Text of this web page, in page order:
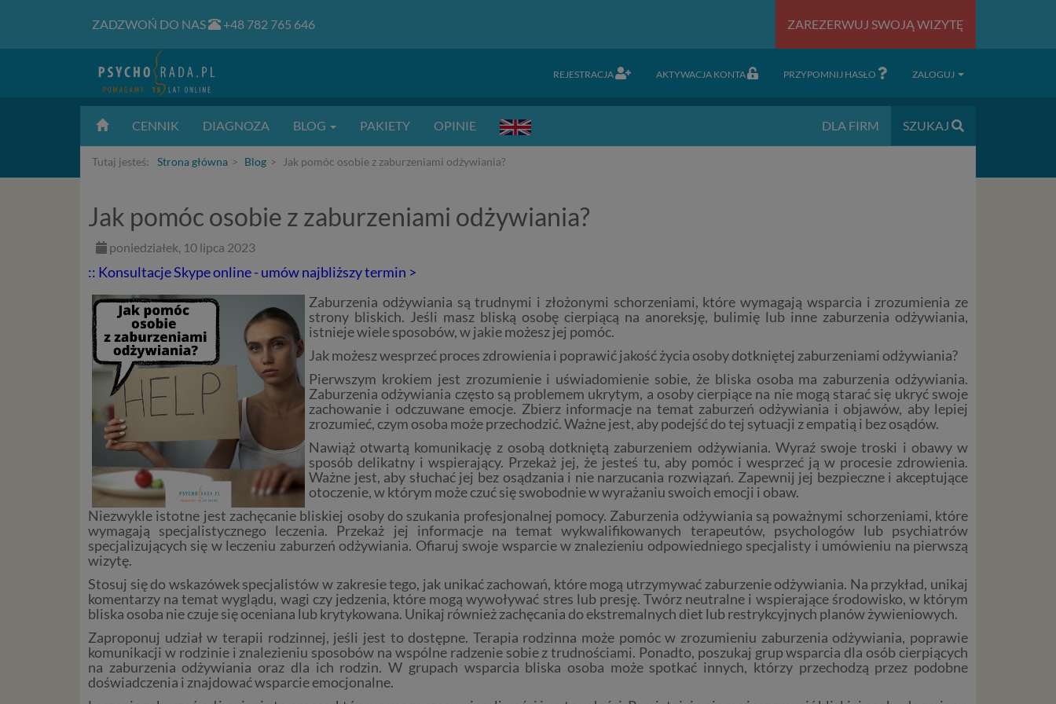
ZADZWOŃ DO NAS +48 782 765 646 ZAREZERWUJ SWOJĄ WIZYTĘ
REJESTRACJA AKTYWACJA KONTA PRZYPOMNIJ HASŁO ZALOGUJ
CENNIK DIAGNOZA BLOG PAKIETY OPINIE DLA FIRM SZUKAJ
Tutaj jesteś: Strona główna Blog Jak pomóc osobie z zaburzeniami odżywiania?
Jak pomóc osobie z zaburzeniami odżywiania?
poniedziałek, 10 lipca 2023
:: Konsultacje Skype online - umów najbliższy termin >
Zaburzenia odżywiania są trudnymi i złożonymi schorzeniami, które wymagają wsparcia i zrozumienia ze
strony bliskich. Jeśli masz bliską osobę cierpiącą na anoreksję, bulimię lub inne zaburzenia odżywiania,
istnieje wiele sposobów, w jakie możesz jej pomóc.
Jak możesz wesprzeć proces zdrowienia i poprawić jakość życia osoby dotkniętej zaburzeniami odżywiania?
Pierwszym krokiem jest zrozumienie i uświadomienie sobie, że bliska osoba ma zaburzenia odżywiania.
Zaburzenia odżywiania często są problemem ukrytym, a osoby cierpiące na nie mogą starać się ukryć swoje
zachowanie i odczuwane emocje. Zbierz informacje na temat zaburzeń odżywiania i objawów, aby lepiej
zrozumieć, czym osoba może przechodzić. Ważne jest, aby podejść do tej sytuacji z empatią i bez osądów.
Nawiąż otwartą komunikację z osobą dotkniętą zaburzeniem odżywiania. Wyraź swoje troski i obawy w
sposób delikatny i wspierający. Przekaż jej, że jesteś tu, aby pomóc i wesprzeć ją w procesie zdrowienia.
Ważne jest, aby słuchać jej bez osądzania i nie narzucania rozwiązań. Zapewnij jej bezpieczne i akceptujące
otoczenie, w którym może czuć się swobodnie w wyrażaniu swoich emocji i obaw.
Niezwykle istotne jest zachęcanie bliskiej osoby do szukania profesjonalnej pomocy. Zaburzenia odżywiania są poważnymi schorzeniami, które
wymagają specjalistycznego leczenia. Przekaż jej informacje na temat wykwalifikowanych terapeutów, psychologów lub psychiatrów
specjalizujących się w leczeniu zaburzeń odżywiania. Ofiaruj swoje wsparcie w znalezieniu odpowiedniego specjalisty i umówieniu na pierwszą
wizytę.
Stosuj się do wskazówek specjalistów w zakresie tego, jak unikać zachowań, które mogą utrzymywać zaburzenie odżywiania. Na przykład, unikaj
komentarzy na temat wyglądu, wagi czy jedzenia, które mogą wywoływać stres lub presję. Twórz neutralne i wspierające środowisko, w którym
bliska osoba nie czuje się oceniana lub krytykowana. Unikaj również zachęcania do ekstremalnych diet lub restrykcyjnych planów żywieniowych.
Zaproponuj udział w terapii rodzinnej, jeśli jest to dostępne. Terapia rodzinna może pomóc w zrozumieniu zaburzenia odżywiania, poprawie
komunikacji w rodzinie i znalezieniu sposobów na wspólne radzenie sobie z trudnościami. Ponadto, poszukaj grup wsparcia dla osób cierpiących
na zaburzenia odżywiania oraz dla ich rodzin. W grupach wsparcia bliska osoba może spotkać innych, którzy przechodzą przez podobne
doświadczenia i znajdować wsparcie emocjonalne.